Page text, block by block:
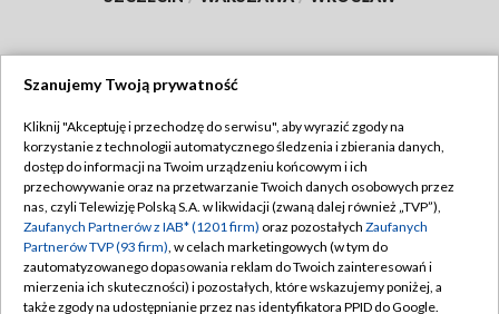
TVP
Abonament TVP
Emisja w TVP
Centrum informacji TVP
Naziemna Telewizja Cyfrowa
Regulamin TVP
Polityka prywatności
Moje zgody
Pomoc
Szanujemy Twoją prywatność
Kliknij "Akceptuję i przechodzę do serwisu", aby wyrazić zgody na
korzystanie z technologii automatycznego śledzenia i zbierania danych,
dostęp do informacji na Twoim urządzeniu końcowym i ich
przechowywanie oraz na przetwarzanie Twoich danych osobowych przez
nas, czyli Telewizję Polską S.A. w likwidacji (zwaną dalej również „TVP”),
Zaufanych Partnerów z IAB* (1201 firm) oraz pozostałych Zaufanych
Partnerów TVP (93 firm), w celach marketingowych (w tym do
zautomatyzowanego dopasowania reklam do Twoich zainteresowań i
mierzenia ich skuteczności) i pozostałych, które wskazujemy poniżej, a
także zgody na udostępnianie przez nas identyfikatora PPID do Google.